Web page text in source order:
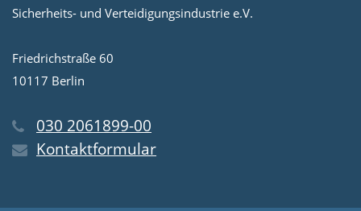
Sicherheits- und Verteidigungsindustrie e.V.
Friedrichstraße 60
10117 Berlin
030 2061899-00
Kontaktformular